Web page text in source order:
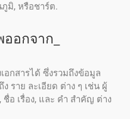
ภูมิ, หรือชาร์ต.
อกจาก_
อกสารได้ ซึ่งรวมถึงข้อมูล
ราย ละเอียด ต่าง ๆ เช่น ผู้
ชื่อ เรื่อง, และ คํา สําคัญ ต่าง